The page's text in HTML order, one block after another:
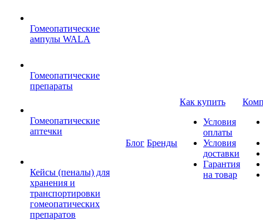
Гомеопатические
ампулы WALA
Гомеопатические
препараты
Гомеопатические
аптечки
Кейсы (пеналы) для
хранения и
транспортировки
гомеопатических
препаратов
Блог Бренды
Как купить
Условия
оплаты
Условия
доставки
Гарантия
на товар